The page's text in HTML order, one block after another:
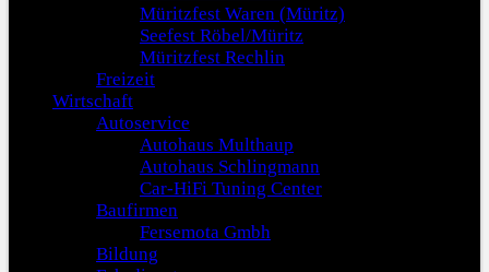
Müritzfest Waren (Müritz)
Seefest Röbel/Müritz
Müritzfest Rechlin
Freizeit
Wirtschaft
Autoservice
Autohaus Multhaup
Autohaus Schlingmann
Car-HiFi Tuning Center
Baufirmen
Fersemota Gmbh
Bildung